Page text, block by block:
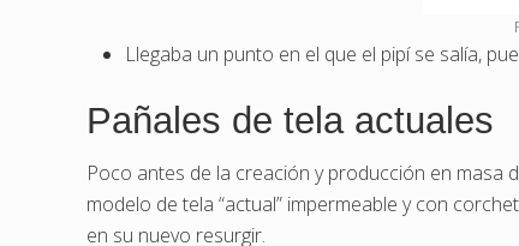
Llegaba un punto en el que el pipí se salía,
Pañales de tela actuales
Poco antes de la creación y producción en masa
modelo de tela “actual” impermeable y con
en su nuevo resurgir.